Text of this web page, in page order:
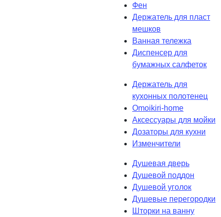
Фен
Держатель для пласт
мешков
Ванная тележка
Диспенсер для
бумажных салфеток
Держатель для
кухонных полотенец
Omoikiri-home
Аксессуары для мойки
Дозаторы для кухни
Изменчители
Душевая дверь
Душевой поддон
Душевой уголок
Душевые перегородки
Шторки на ванну